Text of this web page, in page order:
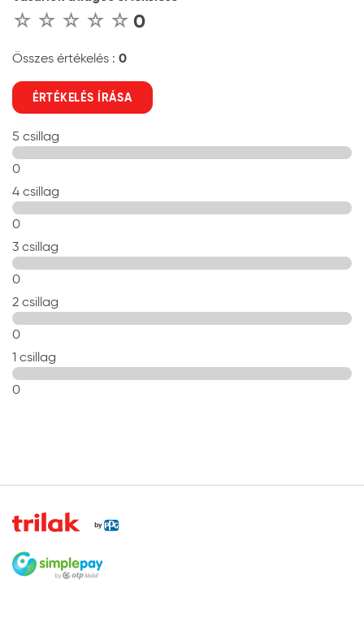
0
Összes értékelés : 0
ÉRTÉKELÉS ÍRÁSA
5 csillag
0
4 csillag
0
3 csillag
0
2 csillag
0
1 csillag
0